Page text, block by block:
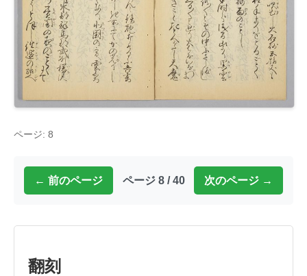
ページ: 8
← 前のページ ページ 8 / 40 次のページ →
翻刻